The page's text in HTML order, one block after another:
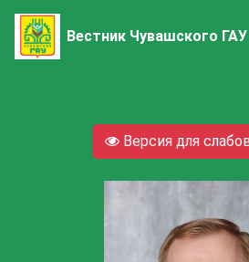
Вестник Чувашского ГАУ
Версия для